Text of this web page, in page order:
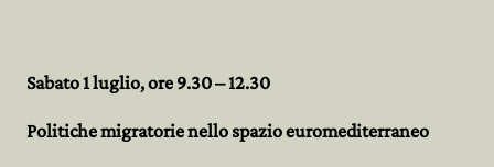
Sabato 1 luglio, ore 9.30 – 12.30
Politiche migratorie nello spazio euromediterraneo